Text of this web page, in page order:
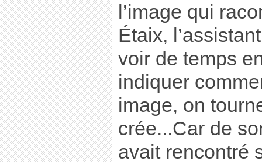
l’image qui
Étaix,
voir de temps
indiquer
image, on
crée...Car de
avait rencontré